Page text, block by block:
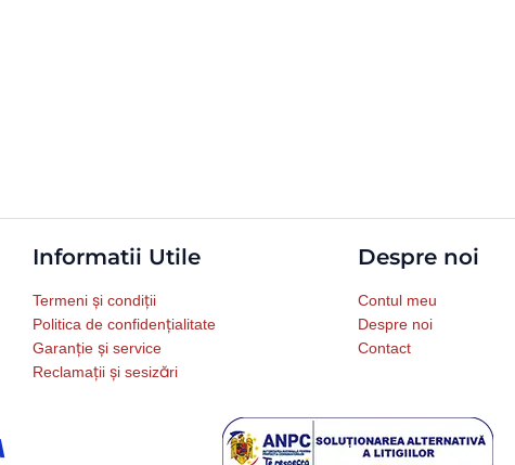
Informatii Utile
Termeni și condiții
Politica de confidențialitate
Garanție și service
Reclamații și sesizări
Despre noi
Contul meu
Despre noi
Contact